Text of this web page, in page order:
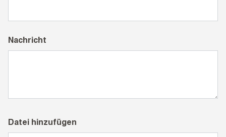
Nachricht
Datei hinzufügen